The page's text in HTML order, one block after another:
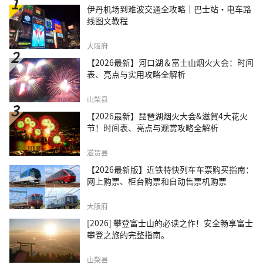
伊丹机场到难波交通全攻略｜巴士站・电车路
线图文教程
大阪府
【2026最新】河口湖＆富士山烟火大会：时间
表、亮点与实用攻略全解析
山梨县
【2026最新】琵琶湖烟火大会&滋賀4大花火
节！时间表、亮点与观赏攻略全解析
滋贺县
【2026最新版】近铁特快列车车票购买指南：
网上购票、柜台购票和自动售票机购票
大阪府
[2026] 攀登富士山的必读之作！安全畅享富士
攀登之旅的完整指南。
山梨县